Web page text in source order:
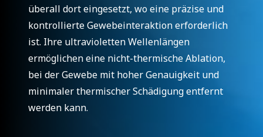
überall dort eingesetzt, wo eine präzise und
kontrollierte Gewebeinteraktion erforderlich
ist. Ihre ultravioletten Wellenlängen
ermöglichen eine nicht-thermische Ablation,
bei der Gewebe mit hoher Genauigkeit und
minimaler thermischer Schädigung entfernt
werden kann.